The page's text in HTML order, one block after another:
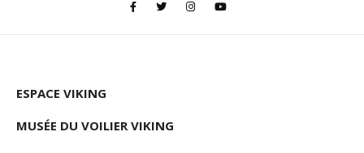
ESPACE VIKING
MUSÉE DU VOILIER VIKING